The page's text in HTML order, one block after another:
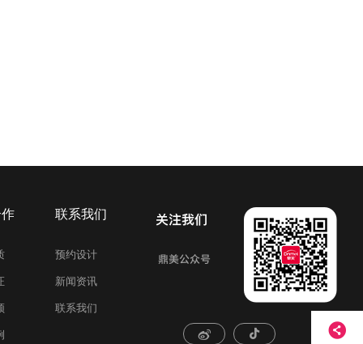
联系我们
预约设计
新闻资讯
联系我们